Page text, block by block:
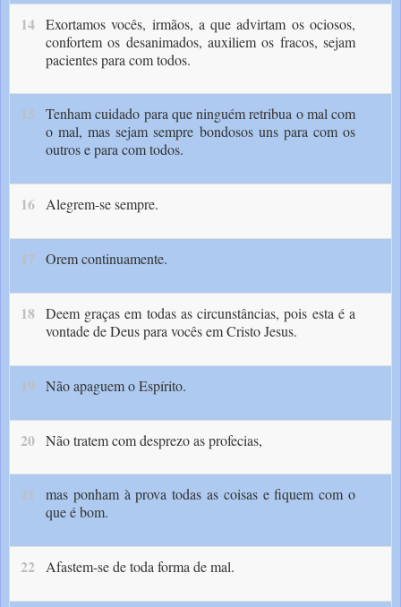
14 Exortamos vocês, irmãos, a que advirtam os ociosos,
confortem os desanimados, auxiliem os fracos, sejam
pacientes para com todos.
15
Tenham cuidado para que ninguém retribua o mal com
o mal, mas sejam sempre bondosos uns para com os
outros e para com todos.
16 Alegrem-se sempre.
17 Orem continuamente.
18 Deem graças em todas as circunstâncias, pois esta é a
vontade de Deus para vocês em Cristo Jesus.
19 Não apaguem o Espírito.
20 Não tratem com desprezo as profecias,
21
mas ponham à prova todas as coisas e fiquem com o
que é bom.
22 Afastem-se de toda forma de mal.